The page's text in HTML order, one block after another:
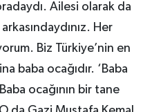
Ailesi olarak da
Her
Biz Türkiye’nin en
baba ocağıdır. ‘Baba
ocağının bir tane